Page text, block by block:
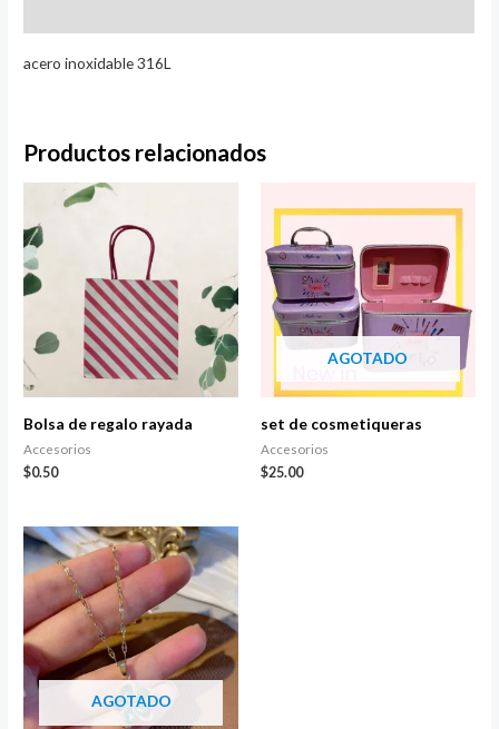
acero inoxidable 316L
Productos relacionados
Bolsa de regalo rayada
Accesorios
$0.50
AGOTADO
set de cosmetiqueras
Accesorios
$25.00
AGOTADO